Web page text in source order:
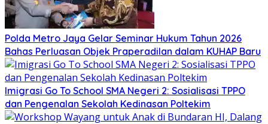
Polda Metro Jaya Gelar Seminar Hukum Tahun 2026
Bahas Perluasan Objek Praperadilan dalam KUHAP Baru
Imigrasi Go To School SMA Negeri 2: Sosialisasi TPPO
dan Pengenalan Sekolah Kedinasan Poltekim